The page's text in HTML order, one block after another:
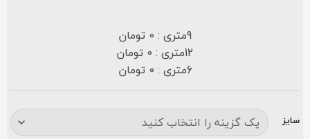
9متری : 0 تومان
12متری : 0 تومان
6متری : 0 تومان
سایز